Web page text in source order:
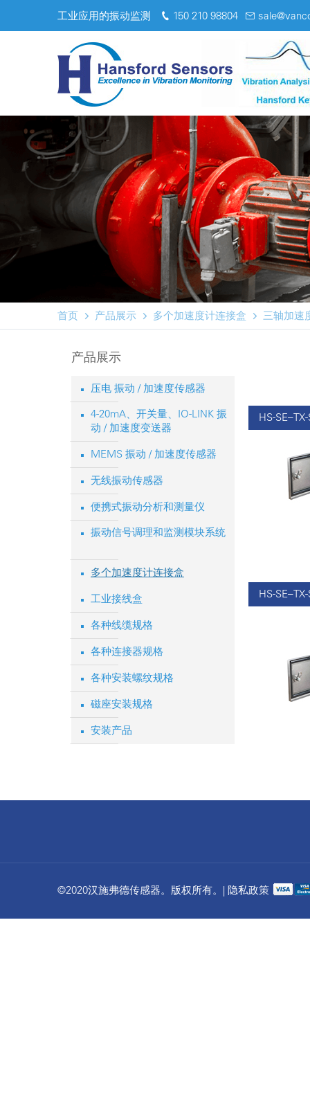
工业应用的振动监测 150 210 98804
首页  产品展示  多个加速度计连接盒  三轴加速
产品展示
压电 振动 / 加速度传感器
4-20mA、开关量、IO-LINK 振
动 / 加速度变送器
MEMS 振动 / 加速度传感器
无线振动传感器
便携式振动分析和测量仪
振动信号调理和监测模块系统
多个加速度计连接盒
工业接线盒
各种线缆规格
各种连接器规格
各种安装螺纹规格
磁座安装规格
安装产品
HS-
HS-
©2020汉施弗德传感器。版权所有。| 隐私政策